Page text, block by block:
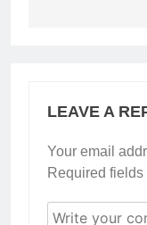
LEAVE A
Your email
Required fields